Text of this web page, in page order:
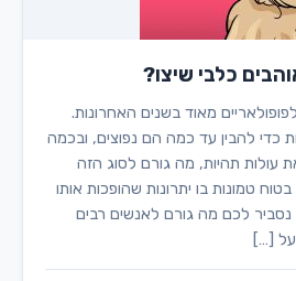
כלבי שיצו?
מאוד בשנים האחרונות.
כדי להבין עד כמה הם נפוצים, ובכמה
עולות תהיות, מה גורם לסוג הזה
טמונות בו יתרונות שהופכות אותו
לכם מה גורם לאנשים רבים
על […]